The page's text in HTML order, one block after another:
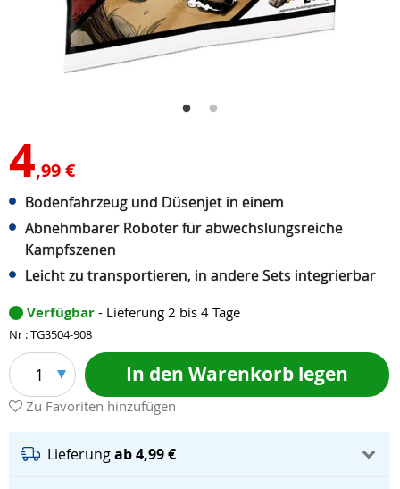
4,99 €
Bodenfahrzeug und Düsenjet in einem
Abnehmbarer Roboter für abwechslungsreiche
Kampfszenen
Leicht zu transportieren, in andere Sets integrierbar
Verfügbar - Lieferung 2 bis 4 Tage
Nr : TG3504-908
1 In den Warenkorb legen
Zu Favoriten hinzufügen
Lieferungab 4,99 €